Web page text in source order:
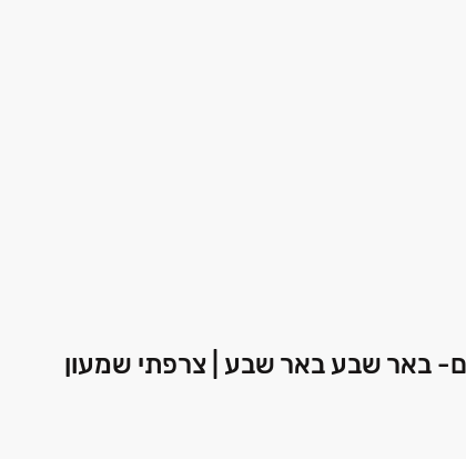
באר שבע באר שבע | צרפתי שמעון